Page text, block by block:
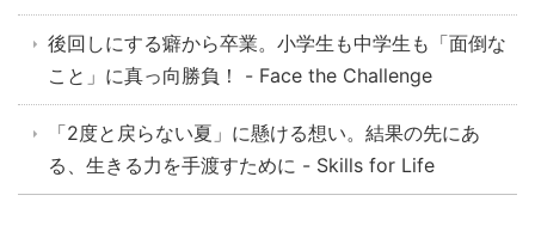
後回しにする癖から卒業。小学生も中学生も「面倒な
こと」に真っ向勝負！ - Face the Challenge
「2度と戻らない夏」に懸ける想い。結果の先にあ
る、生きる力を手渡すために - Skills for Life